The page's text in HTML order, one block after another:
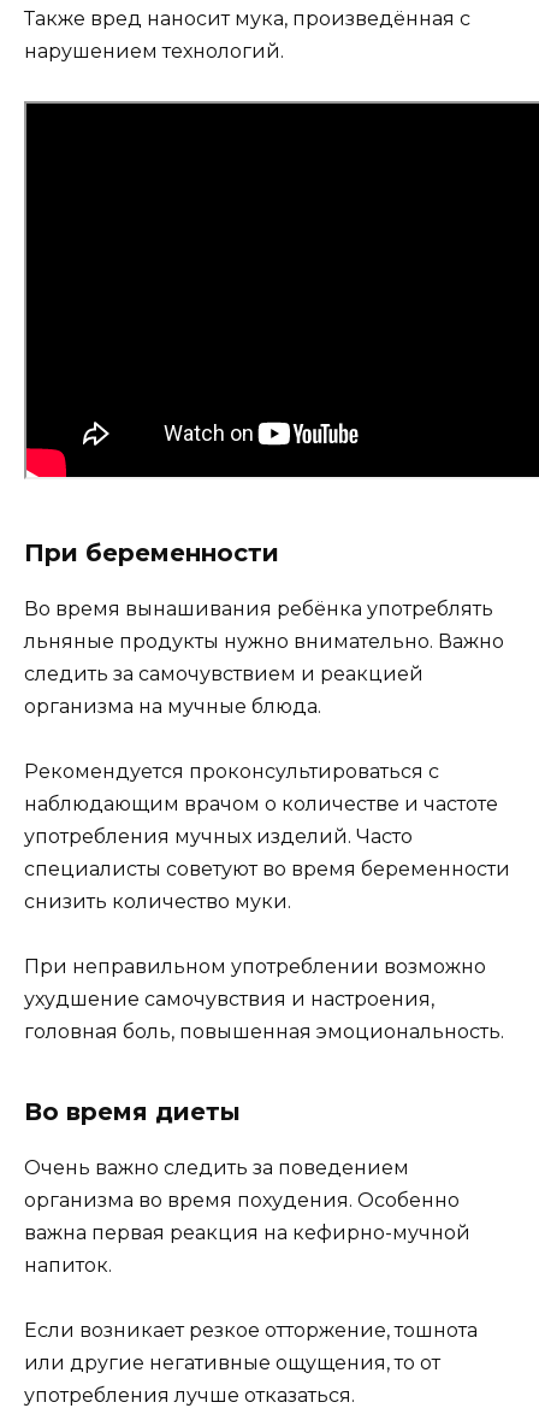
Также вред наносит мука, произведённая с
нарушением технологий.
При беременности
Во время вынашивания ребёнка употреблять
льняные продукты нужно внимательно. Важно
следить за самочувствием и реакцией
организма на мучные блюда.
Рекомендуется проконсультироваться с
наблюдающим врачом о количестве и частоте
употребления мучных изделий. Часто
специалисты советуют во время беременности
снизить количество муки.
При неправильном употреблении возможно
ухудшение самочувствия и настроения,
головная боль, повышенная эмоциональность.
Во время диеты
Очень важно следить за поведением
организма во время похудения. Особенно
важна первая реакция на кефирно-мучной
напиток.
Если возникает резкое отторжение, тошнота
или другие негативные ощущения, то от
употребления лучше отказаться.